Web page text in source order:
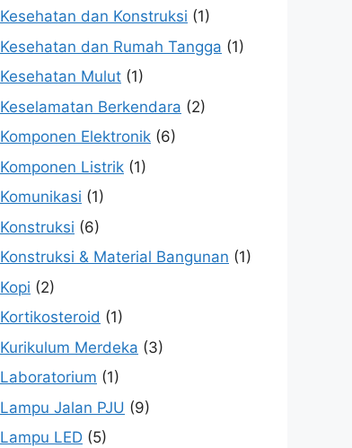
Kesehatan dan Konstruksi (1)
Kesehatan dan Rumah Tangga (1)
Kesehatan Mulut (1)
Keselamatan Berkendara (2)
Komponen Elektronik (6)
Komponen Listrik (1)
Komunikasi (1)
Konstruksi (6)
Konstruksi & Material Bangunan (1)
Kopi (2)
Kortikosteroid (1)
Kurikulum Merdeka (3)
Laboratorium (1)
Lampu Jalan PJU (9)
Lampu LED (5)